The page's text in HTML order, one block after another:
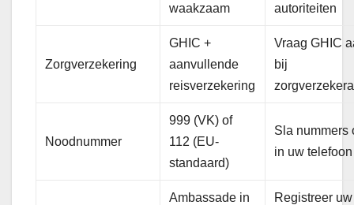
waakzaam
autoriteiten
Zorgverzekering
GHIC +
aanvullende
reisverzekering
Vraag GHIC
bij
Noodnummer
999 (VK) of
112 (EU-
standaard)
Sla nummers
in uw telefoon
Ambassade in
Registreer